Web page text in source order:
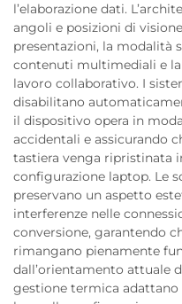
l’elaborazione dati.
angoli e posizioni di
presentazioni, la modalità
contenuti multimediali e
lavoro collaborativo. I
disabilitano
il dispositivo opera in
accidentali e assicurando
tastiera venga ripristinata
configurazione laptop. Le
preservano un aspetto
interferenze nelle
conversione, garantendo
rimangano pienamente
dall’orientamento attuale
gestione termica